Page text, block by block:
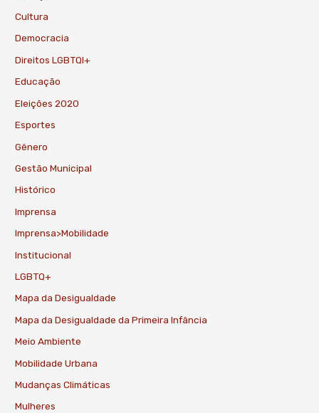
Cultura
Democracia
Direitos LGBTQI+
Educação
Eleições 2020
Esportes
Gênero
Gestão Municipal
Histórico
Imprensa
Imprensa>Mobilidade
Institucional
LGBTQ+
Mapa da Desigualdade
Mapa da Desigualdade da Primeira Infância
Meio Ambiente
Mobilidade Urbana
Mudanças Climáticas
Mulheres